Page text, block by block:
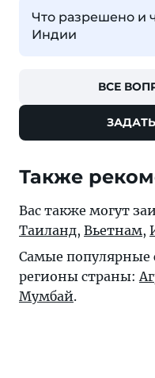
Что разрешено и
Индии
ВСЕ
Также
Вас также могут
Таиланд, Вьетнам,
Самые популярные
регионы страны:
Мумбай.